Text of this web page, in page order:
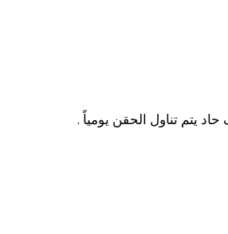
يتم تناول الحقن يومياً .